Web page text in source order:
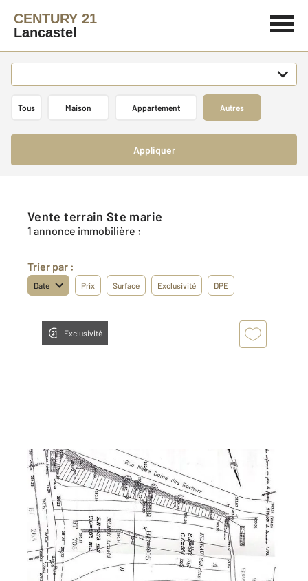
CENTURY 21
Lancastel
Tous Maison Appartement Autres
Appliquer
Vente terrain Ste marie
1 annonce immobilière :
Trier par :
Date Prix Surface Exclusivité DPE
Exclusivité
STE MARIE 974
533 m2
Ref : 12333
Terrain à vendre
198 000 €